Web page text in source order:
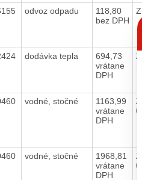
odvoz odpadu
118,80
bez DPH
dodávka tepla
694,73
vrátane
DPH
vodné, stočné
1163,99
vrátane
DPH
vodné, stočné
1968,81
vrátane
DPH